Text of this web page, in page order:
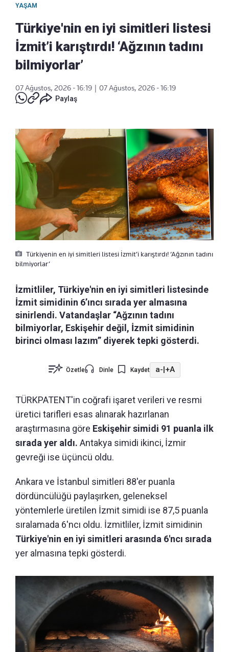
YAŞAM
Türkiye'nin en iyi simitleri listesi
İzmit’i karıştırdı! ‘Ağzının tadını
bilmiyorlar’
07 Ağustos, 2026 - 16:19 | 07 Ağustos, 2026 - 16:19
Paylaş
Türkiyenin en iyi simitleri listesi İzmit’i karıştırdı! ‘Ağzının tadını
bilmiyorlar’
İzmitliler, Türkiye'nin en iyi simitleri listesinde
İzmit simidinin 6’ıncı sırada yer almasına
sinirlendi. Vatandaşlar “Ağzının tadını
bilmiyorlar, Eskişehir değil, İzmit simidinin
birinci olması lazım” diyerek tepki gösterdi.
Özetle Dinle Kaydet a-|+A
TÜRKPATENT'in coğrafi işaret verileri ve resmi
üretici tarifleri esas alınarak hazırlanan
araştırmasına göre Eskişehir simidi 91 puanla ilk
sırada yer aldı. Antakya simidi ikinci, İzmir
gevreği ise üçüncü oldu.
Ankara ve İstanbul simitleri 88'er puanla
dördüncülüğü paylaşırken, geleneksel
yöntemlerle üretilen İzmit simidi ise 87,5 puanla
sıralamada 6'ncı oldu. İzmitliler, İzmit simidinin
Türkiye'nin en iyi simitleri arasında 6'ncı sırada
yer almasına tepki gösterdi.